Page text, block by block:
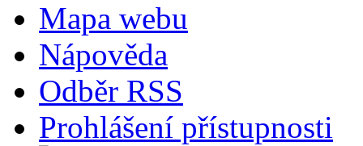
Mapa webu
Nápověda
Odběr RSS
Prohlášení přístupnosti